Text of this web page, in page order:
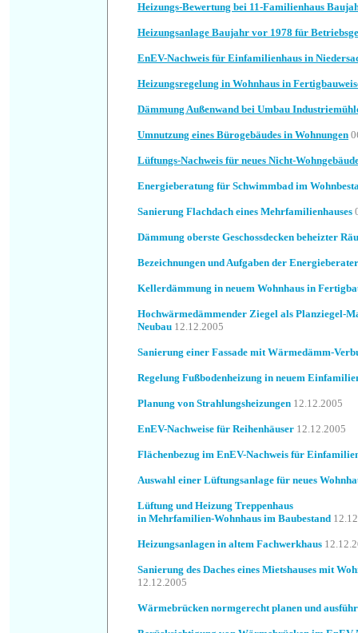
Heizungs-Bewertung bei 11-Familienhaus
Heizungsanlage Baujahr vor 1978 für
EnEV-Nachweis für Einfamilienhaus in
Heizungsregelung in Wohnhaus in
Dämmung Außenwand bei Umbau
Umnutzung eines Bürogebäudes in Wohnungen
Lüftungs-Nachweis für neues Nicht-
Energieberatung für Schwimmbad im
Sanierung Flachdach eines Mehrfamilienhauses
Dämmung oberste Geschossdecken beheizter
Bezeichnungen und Aufgaben der Energieberater
Kellerdämmung in neuem Wohnhaus in
Hochwärmedämmender Ziegel als Planziegel-
Neubau 12.12.2005
Sanierung einer Fassade mit Wärmedämm-
Regelung Fußbodenheizung in neuem
Planung von Strahlungsheizungen 12.12.2005
EnEV-Nachweise für Reihenhäuser 12.12.2005
Flächenbezug im EnEV-Nachweis für
Auswahl einer Lüftungsanlage für neues
Lüftung und Heizung Treppenhaus
in Mehrfamilien-Wohnhaus im Baubestand
Heizungsanlagen in altem Fachwerkhaus
Sanierung des Daches eines Mietshauses mit
12.12.2005
Wärmebrücken normgerecht planen und